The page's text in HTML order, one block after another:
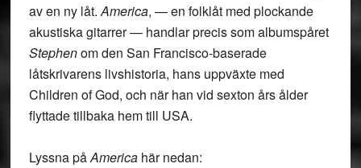
av en ny låt.America, — en folklåt med plockande
akustiska gitarrer — handlar precis som albumspåret
Stephenom den San Francisco-baserade
låtskrivarens livshistoria, hans uppväxte med
Children of God, och när han vid sexton års ålder
flyttade tillbaka hem till USA.
Lyssna påAmericahär nedan: